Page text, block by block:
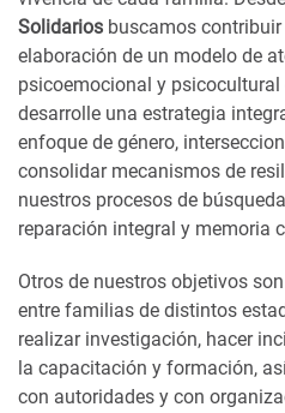
Solidarios buscamos
elaboración de un modelo de
psicoemocional y
desarrolle una estrategia
enfoque de género,
consolidar mecanismos de
nuestros procesos de
reparación integral y memoria
Otros de nuestros objetivos
entre familias de distintos
realizar investigación, hacer
la capacitación y formación,
con autoridades y con